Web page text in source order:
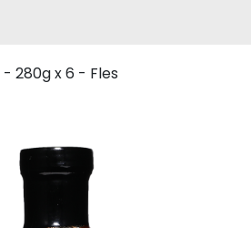
- 280g x 6 - Fles